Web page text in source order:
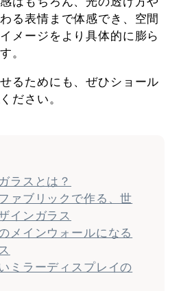
る表情まで体感でき、空間
メージをより具体的に膨ら
。
るためにも、ぜひショール
ださい。
ラスとは？
ァブリックで作る、世
インガラス
メインウォールになる
ミラーディスプレイの